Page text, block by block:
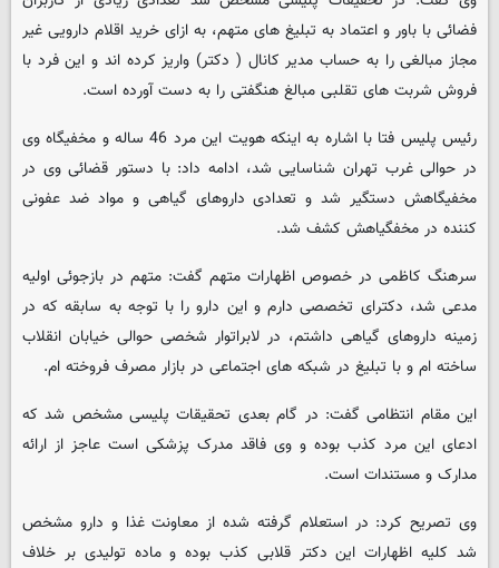
فضائی با باور و اعتماد به تبلیغ های متهم، به ازای خرید اقلام دارویی غیر
مجاز مبالغی را به حساب مدیر کانال ( دکتر) واریز کرده اند و این فرد با
فروش شربت های تقلبی مبالغ هنگفتی را به دست آورده است.
رئیس پلیس فتا با اشاره به اینکه هویت این مرد 46 ساله و مخفیگاه وی
در حوالی غرب تهران شناسایی شد، ادامه داد: با دستور قضائی وی در
مخفیگاهش دستگیر شد و تعدادی داروهای گیاهی و مواد ضد عفونی
کننده در مخفگیاهش کشف شد.
سرهنگ کاظمی در خصوص اظهارات متهم گفت: متهم در بازجوئی اولیه
مدعی شد، دکترای تخصصی دارم و این دارو را با توجه به سابقه که در
زمینه داروهای گیاهی داشتم، در لابراتوار شخصی حوالی خیابان انقلاب
ساخته ام و با تبلیغ در شبکه های اجتماعی در بازار مصرف فروخته ام.
این مقام انتظامی گفت: در گام بعدی تحقیقات پلیسی مشخص شد که
ادعای این مرد کذب بوده و وی فاقد مدرک پزشکی است عاجز از ارائه
مدارک و مستندات است.
وی تصریح کرد: در استعلام گرفته شده از معاونت غذا و دارو مشخص
شد کلیه اظهارات این دکتر قلابی کذب بوده و ماده تولیدی بر خلاف